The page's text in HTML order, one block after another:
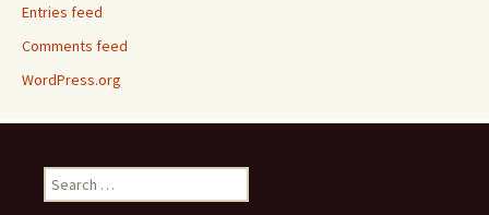
Entries feed
Comments feed
WordPress.org
Search
for: